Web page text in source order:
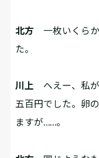
北方 一枚いくら
た。
川上
へえー、私が
五百円でした。卵
ますが……。